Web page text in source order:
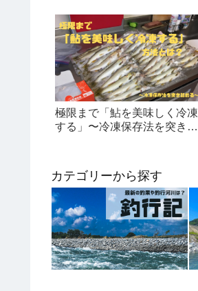
極限まで「鮎を美味しく冷凍
する」〜冷凍保存法を突き詰
カテゴリーから探す